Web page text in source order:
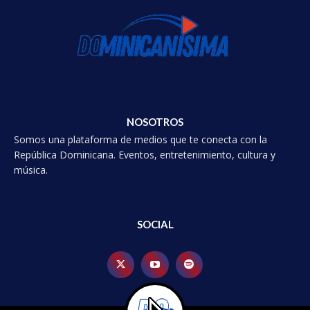
NOSOTROS
Somos una plataforma de medios que te conecta con la
República Dominicana. Eventos, entretenimiento, cultura y
música.
SOCIAL